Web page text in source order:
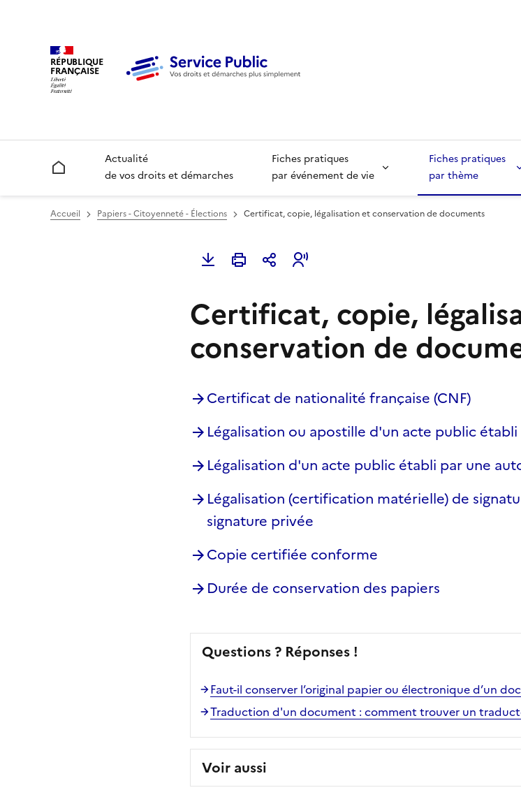
RÉPUBLIQUE
FRANÇAISE
Accueil
Actualité
de vos droits et démarches
Fiches pratiques
par événement de vie
Fiches pratiques
par thème
Accueil Papiers - Citoyenneté - Élections Certificat, copie, légalisation et conservation de documents
Certificat, copie,
conservation de
Certificat de nationalité française (CNF)
Légalisation ou apostille d'un acte public
Légalisation d'un acte public établi par une
Légalisation (certification matérielle) de
signature privée
Copie certifiée conforme
Durée de conservation des papiers
Questions ? Réponses !
Faut-il conserver l’original papier ou électronique d’un
Traduction d'un document : comment trouver un
Voir aussi